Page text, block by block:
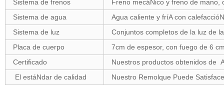
Sistema de frenos
Freno mecáNico y freno de mano,
Sistema de agua
Agua caliente y fríA con
Sistema de luz
Conjuntos completos de la luz de
Placa de cuerpo
7cm de espesor, con fuego de 6
Certificado
Nuestros productos obtenidos de
El estáNdar de calidad
Nuestro Remolque Puede